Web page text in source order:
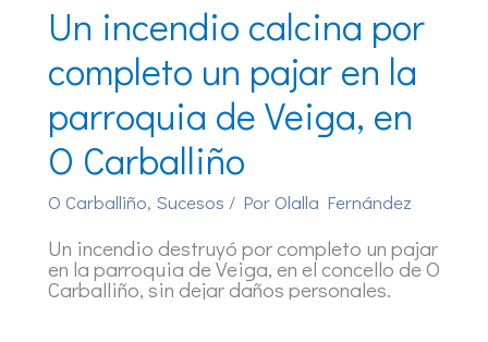
Un incendio calcina por
completo un pajar en la
parroquia de Veiga, en
O Carballiño
O Carballiño, Sucesos / PorOlalla Fernández
Un incendio destruyó por completo un pajar
en la parroquia de Veiga, en el concello de O
Carballiño, sin dejar daños personales.